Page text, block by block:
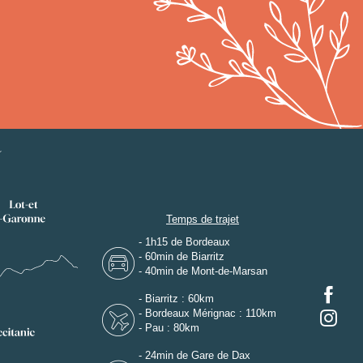
Temps de trajet
- 1h15 de Bordeaux
- 60min de Biarritz
- 40min de Mont-de-Marsan
- Biarritz : 60km
- Bordeaux Mérignac : 110km
- Pau : 80km
- 24min de Gare de Dax